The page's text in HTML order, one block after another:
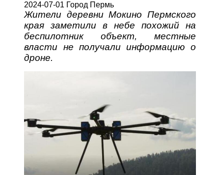
2024-07-01 Город Пермь
Жители деревни Мокино Пермского
края заметили в небе похожий на
беспилотник объект, местные
власти не получали информацию о
дроне.